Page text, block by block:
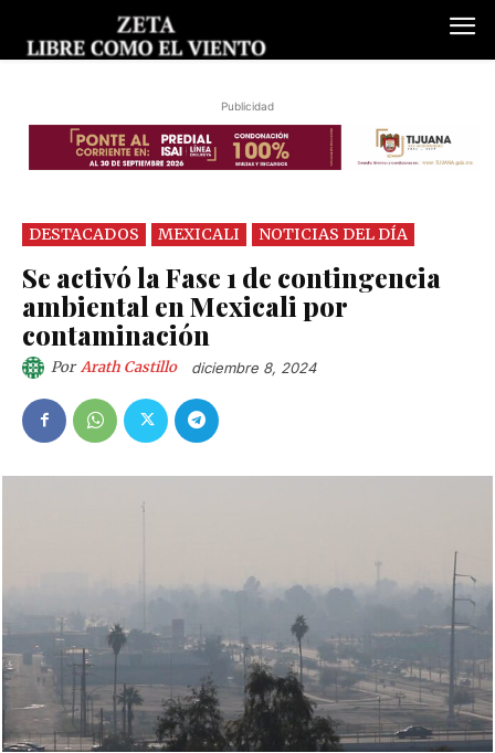
Publicidad
DESTACADOS MEXICALI NOTICIAS DEL DÍA
Se activó la Fase 1 de contingencia
ambiental en Mexicali por
contaminación
Por Arath Castillo diciembre 8, 2024